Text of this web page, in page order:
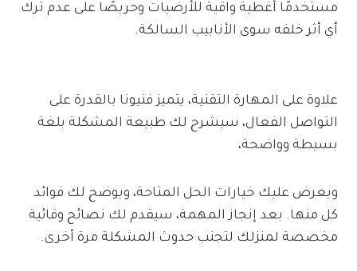
مستخدمًا أغطية واقية للأرضيات وحريصًا على عدم ترك
أي أثر خلفه سوى الأنابيب السالكة.
علاوة على المهارة التقنية، يتميز فنيونا بالقدرة على
التواصل الفعال، سيشرح لك طبيعة المشكلة بلغة
بسيطة وواضحة،
ويعرض عليك خيارات الحل المتاحة، ويوضح لك فوائد
كل منها. بعد إنجاز المهمة، سيقدم لك نصائح وقائية
مخصصة لمنزلك لتجنب حدوث المشكلة مرة أخرى.